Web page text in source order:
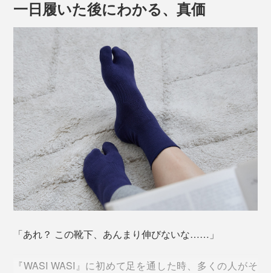
一日履いた後にわかる、真価
「あれ？ この靴下、あんまり伸びないな……」
『WASI WASI』に初めて足を通した時、多くの人がそ